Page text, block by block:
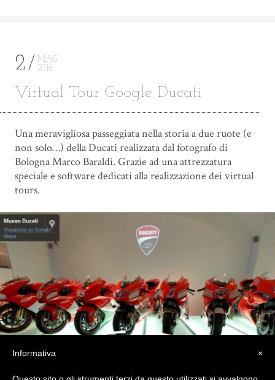
2
MAG
2016
Virtual Tour Google Ducati
Una meravigliosa passeggiata nella storia a due ruote (e
non solo…) della Ducati realizzata dal fotografo di
Bologna Marco Baraldi. Grazie ad una attrezzatura
speciale e software dedicati alla realizzazione dei virtual
tours.
×
Informativa